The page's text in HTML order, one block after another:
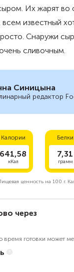
Их жарят во
всем известный
Снаружи
сливочным.
Синицына
редактор
Калории
641,58
кКал
Белки
7,31
грамм
ценность на 100 г.
через
время готовки может